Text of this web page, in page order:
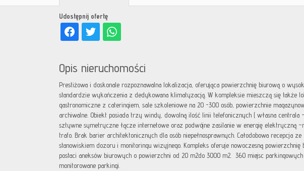
Udostępnij ofertę
Opis nieruchomości
Prestiżowa i doskonale rozpoznawalna lokalizacja, oferująca powierzchnię biurową o
standardzie wykończenia z dedykowana klimatyzacją. W kompleksie mieszczą się także
gastronomiczne z cateringiem, sale szkoleniowe na 20 -300 osób, powierzchnie
archiwalne. Obiekt posiada trzy windy, dowolną ilość linii telefonicznych ( własna centrala
sztywne symetryczne łącze internetowe oraz podwójne zasilanie w energię elektryczną
trafo. Brak barier architektonicznych dla osób niepełnosprawnych. Całodobowa recepcja ze
stanowiskiem dozoru i monitoringu wizyjnego. Kompleks oferuje nowoczesną powierzchnię
postaci aneksów biurowych o powierzchni od 20 m2do 3000 m2. 360 miejsc
monitorowane parkingi.